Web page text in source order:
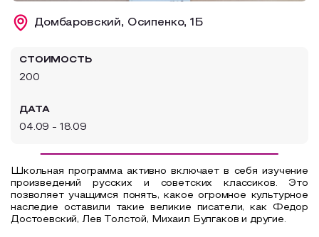
Образовательный туризм
Домбаровский, Осипенко, 1Б
СТОИМОСТЬ
200
ДАТА
04.09 - 18.09
Школьная программа активно включает в себя изучение
произведений русских и советских классиков. Это
позволяет учащимся понять, какое огромное культурное
наследие оставили такие великие писатели, как Федор
Достоевский, Лев Толстой, Михаил Булгаков и другие.